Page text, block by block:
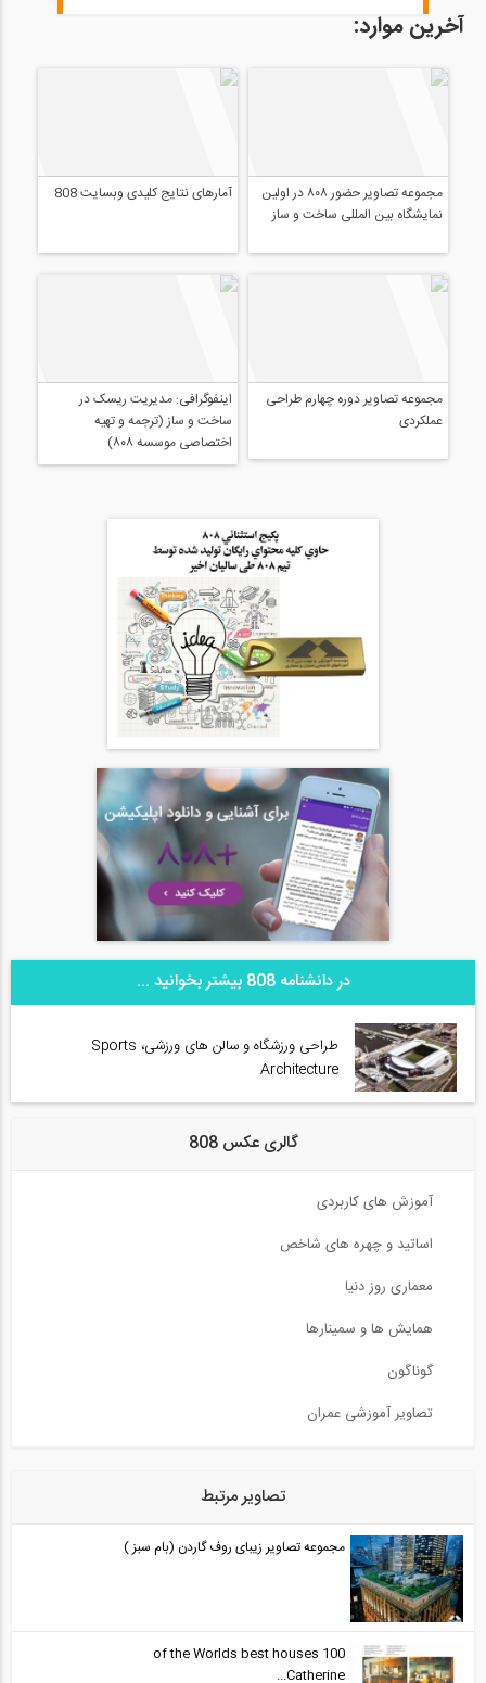
آخرین موارد:
اینفوگرافی: مدیریت ریسک در
ساخت و ساز (ترجمه و تهیه
در دانشنامه 808 بیشتر بخوانید ...
طراحی ورزشگاه و سالن ‌های ورزشی، Sports
Architecture
گالری عکس 808
آموزش های کاربردی
اساتید و چهره های شاخص
معماری روز دنیا
همایش ها و سمینارها
گوناگون
تصاویر آموزشی عمران
تصاویر مرتبط
مجموعه تصاویر زیبای روف گاردن (بام سبز )
100 of the Worlds best houses
Catherine...